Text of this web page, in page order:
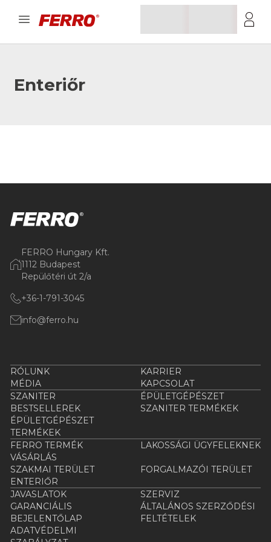
Enteriőr
FERRO Hungary Kft.
1112 Budapest
Repülőtéri út 2/a
+36-1-791-3045
info@ferro.hu
RÓLUNK
KARRIER
MÉDIA
KAPCSOLAT
SZANITER
ÉPÜLETGÉPÉSZET
BESTSELLEREK
SZANITER TERMÉKEK
ÉPÜLETGÉPÉSZET
TERMÉKEK
FERRO TERMÉK
VÁSÁRLÁS
LAKOSSÁGI ÜGYFELEKNEK
SZAKMAI TERÜLET
FORGALMAZÓI TERÜLET
ENTERIŐR
JAVASLATOK
SZERVIZ
GARANCIÁLIS
BEJELENTŐLAP
ÁLTALÁNOS SZERZŐDÉSI
FELTÉTELEK
ADATVÉDELMI